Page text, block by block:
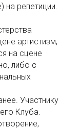
на репетиции.
артистизм,
на сцене
либо с
Участнику
Клуба.